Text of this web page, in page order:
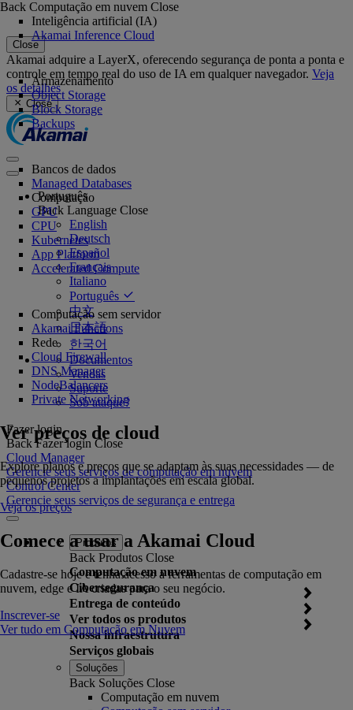
Close
Akamai adquire a LayerX, oferecendo segurança de ponta a ponta e
controle em tempo real do uso de IA em qualquer navegador. Veja
os detalhes
Close
Português
Back Language Close
English
Deutsch
Español
Français
Italiano
Português
中文
日本語
한국어
Documentos
Vendas
Suporte
Sob ataque?
Fazer login
Back Fazer login Close
Cloud Manager
Gerencie seus serviços de computação em nuvem
Control Center
Gerencie seus serviços de segurança e entrega
Produtos
Back Produtos Close
Computação em nuvem
Cibersegurança
Entrega de conteúdo
Ver todos os produtos
Nossa infraestrutura
Serviços globais
Back Computação em nuvem Close
Inteligência artificial (IA)
Akamai Inference Cloud
Armazenamento
Object Storage
Block Storage
Backups
Bancos de dados
Managed Databases
Computação
GPU
CPU
Kubernetes
App Platform
Accelerated Compute
Computação sem servidor
Akamai Functions
Rede
Cloud Firewall
DNS Manager
NodeBalancers
Private Networking
Ver preços de cloud
Explore planos e preços que se adaptam às suas necessidades — de
pequenos projetos a implantações em escala global.
Veja os preços
Comece a usar a Akamai Cloud
Cadastre-se hoje e tenha acesso a ferramentas de computação em
nuvem, edge e IA criadas para o seu negócio.
Inscrever-se
Ver tudo em Computação em Nuvem
Soluções
Back Soluções Close
Computação em nuvem